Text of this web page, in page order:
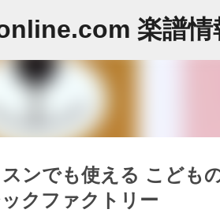
楽譜情
ンでも使える こども
クファクトリー